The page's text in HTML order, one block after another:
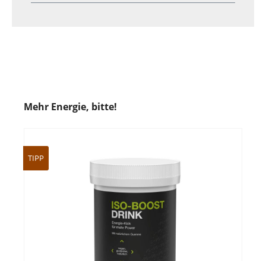
Mehr Energie, bitte!
TIPP